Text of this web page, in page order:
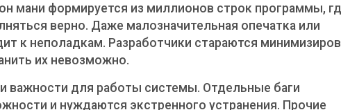
мани формируется из миллионов строк программы,
верно. Даже малозначительная опечатка или
к неполадкам. Разработчики стараются
их невозможно.
важности для работы системы. Отдельные баги
и нуждаются экстренного устранения. Прочие